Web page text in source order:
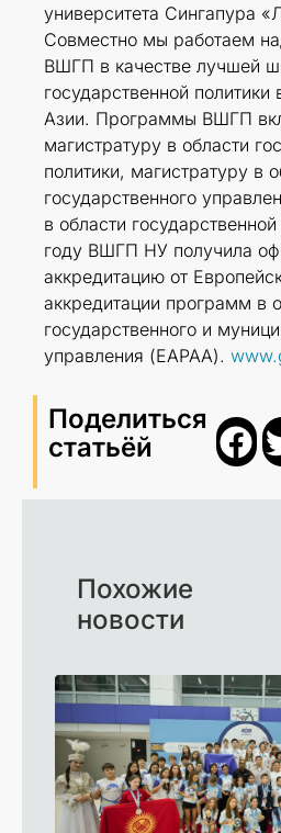
университета Сингапура
Совместно мы работаем
ВШГП в качестве лучшей
государственной политики
Азии. Программы ВШГП
магистратуру в области
политики, магистратуру в
государственного
в области
году ВШГП НУ получила
аккредитацию от
аккредитации программ в
государственного и
управления (EAPAA).
Поделиться
статьёй
Похожие
новости